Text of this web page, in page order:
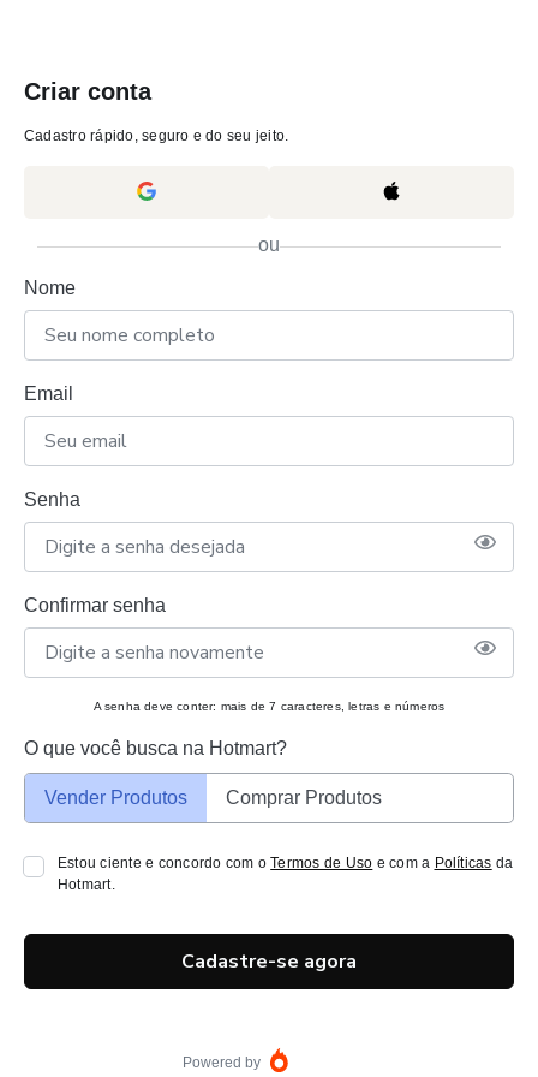
Criar conta
Cadastro rápido, seguro e do seu jeito.
ou
Nome
Email
Senha
Confirmar senha
A senha deve conter: mais de 7 caracteres, letras e números
O que você busca na Hotmart?
Vender Produtos Comprar Produtos
Estou ciente e concordo com oTermos de Uso e com a Políticas da
Hotmart.
Cadastre-se agora
Powered by